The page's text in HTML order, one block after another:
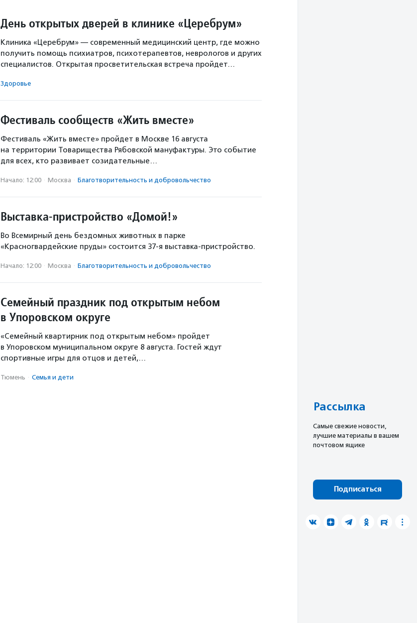
День открытых дверей в клинике «Церебрум»
Клиника «Церебрум» — современный медицинский центр, где можно
получить помощь психиатров, психотерапевтов, неврологов и других
специалистов. Открытая просветительская встреча пройдет…
Здоровье
Фестиваль сообществ «Жить вместе»
Фестиваль «Жить вместе» пройдет в Москве 16 августа
на территории Товарищества Рябовской мануфактуры. Это событие
для всех, кто развивает созидательные…
Начало: 12:00 · Москва · Благотвори­тель­ность и доброволь­чест­во
Выставка-пристройство «Домой!»
Во Всемирный день бездомных животных в парке
«Красногвардейские пруды» состоится 37-я выставка-пристройство.
Начало: 12:00 · Москва · Благотвори­тель­ность и доброволь­чест­во
Семейный праздник под открытым небом
в Упоровском округе
«Семейный квартирник под открытым небом» пройдет
в Упоровском муниципальном округе 8 августа. Гостей ждут
спортивные игры для отцов и детей,…
Тюмень · Семья и дети
Рассылка
Cамые свежие новости,
лучшие материалы в вашем
почтовом ящике
Подписаться